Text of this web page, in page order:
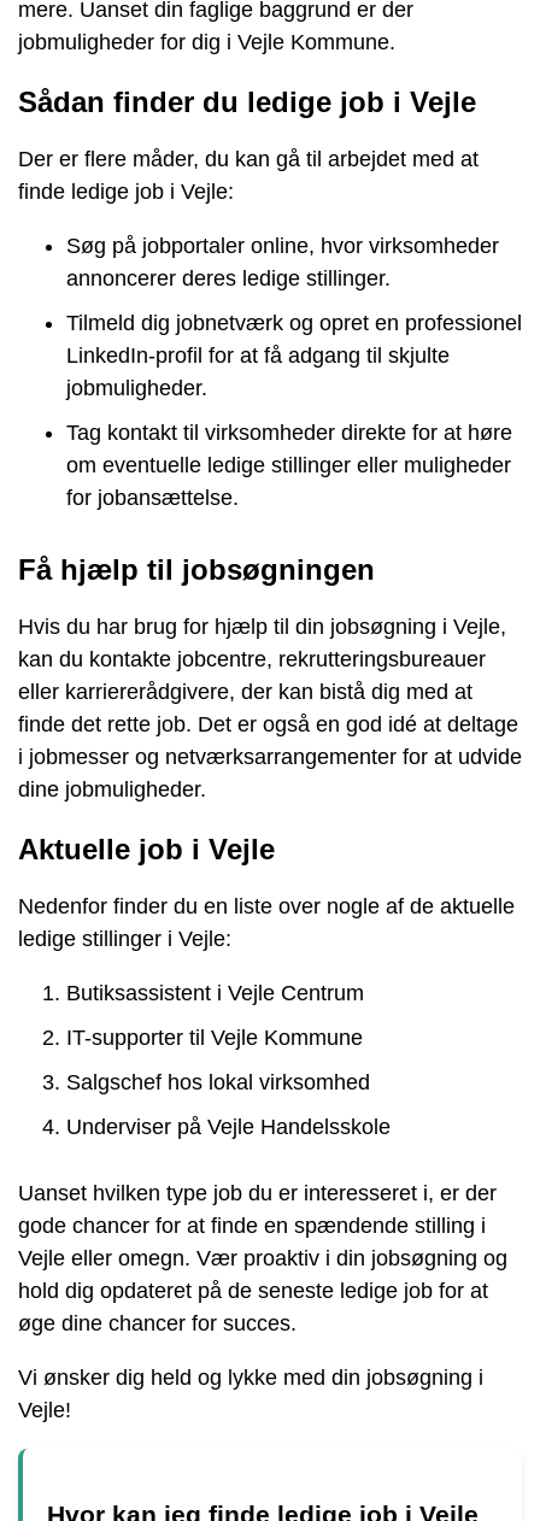
mere. Uanset din faglige baggrund er der
jobmuligheder for dig i Vejle Kommune.
Sådan finder du ledige job i Vejle
Der er flere måder, du kan gå til arbejdet med at
finde ledige job i Vejle:
Søg på jobportaler online, hvor virksomheder
annoncerer deres ledige stillinger.
Tilmeld dig jobnetværk og opret en professionel
LinkedIn-profil for at få adgang til skjulte
jobmuligheder.
Tag kontakt til virksomheder direkte for at høre
om eventuelle ledige stillinger eller muligheder
for jobansættelse.
Få hjælp til jobsøgningen
Hvis du har brug for hjælp til din jobsøgning i Vejle,
kan du kontakte jobcentre, rekrutteringsbureauer
eller karriererådgivere, der kan bistå dig med at
finde det rette job. Det er også en god idé at deltage
i jobmesser og netværksarrangementer for at udvide
dine jobmuligheder.
Aktuelle job i Vejle
Nedenfor finder du en liste over nogle af de aktuelle
ledige stillinger i Vejle:
Butiksassistent i Vejle Centrum
IT-supporter til Vejle Kommune
Salgschef hos lokal virksomhed
Underviser på Vejle Handelsskole
Uanset hvilken type job du er interesseret i, er der
gode chancer for at finde en spændende stilling i
Vejle eller omegn. Vær proaktiv i din jobsøgning og
hold dig opdateret på de seneste ledige job for at
øge dine chancer for succes.
Vi ønsker dig held og lykke med din jobsøgning i
Vejle!
Hvor kan jeg finde ledige job i Vejle